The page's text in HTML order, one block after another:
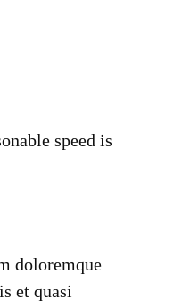
speed is
doloremque
et quasi